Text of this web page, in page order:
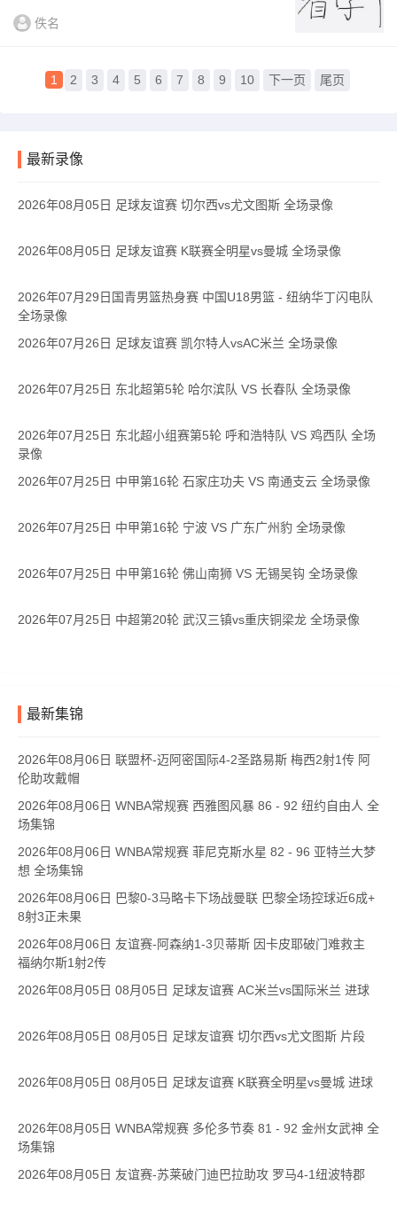
佚名
1 2 3 4 5 6 7 8 9 10 下一页 尾页
最新录像
2026年08月05日 足球友谊赛 切尔西vs尤文图斯 全场录像
2026年08月05日 足球友谊赛 K联赛全明星vs曼城 全场录像
2026年07月29日国青男篮热身赛 中国U18男篮 - 纽纳华丁闪电队
全场录像
2026年07月26日 足球友谊赛 凯尔特人vsAC米兰 全场录像
2026年07月25日 东北超第5轮 哈尔滨队 VS 长春队 全场录像
2026年07月25日 东北超小组赛第5轮 呼和浩特队 VS 鸡西队 全场
录像
2026年07月25日 中甲第16轮 石家庄功夫 VS 南通支云 全场录像
2026年07月25日 中甲第16轮 宁波 VS 广东广州豹 全场录像
2026年07月25日 中甲第16轮 佛山南狮 VS 无锡吴钩 全场录像
2026年07月25日 中超第20轮 武汉三镇vs重庆铜梁龙 全场录像
最新集锦
2026年08月06日 联盟杯-迈阿密国际4-2圣路易斯 梅西2射1传 阿
伦助攻戴帽
2026年08月06日 WNBA常规赛 西雅图风暴 86 - 92 纽约自由人 全
场集锦
2026年08月06日 WNBA常规赛 菲尼克斯水星 82 - 96 亚特兰大梦
想 全场集锦
2026年08月06日 巴黎0-3马略卡下场战曼联 巴黎全场控球近6成+
8射3正未果
2026年08月06日 友谊赛-阿森纳1-3贝蒂斯 因卡皮耶破门难救主
福纳尔斯1射2传
2026年08月05日 08月05日 足球友谊赛 AC米兰vs国际米兰 进球
2026年08月05日 08月05日 足球友谊赛 切尔西vs尤文图斯 片段
2026年08月05日 08月05日 足球友谊赛 K联赛全明星vs曼城 进球
2026年08月05日 WNBA常规赛 多伦多节奏 81 - 92 金州女武神 全
场集锦
2026年08月05日 友谊赛-苏莱破门迪巴拉助攻 罗马4-1纽波特郡